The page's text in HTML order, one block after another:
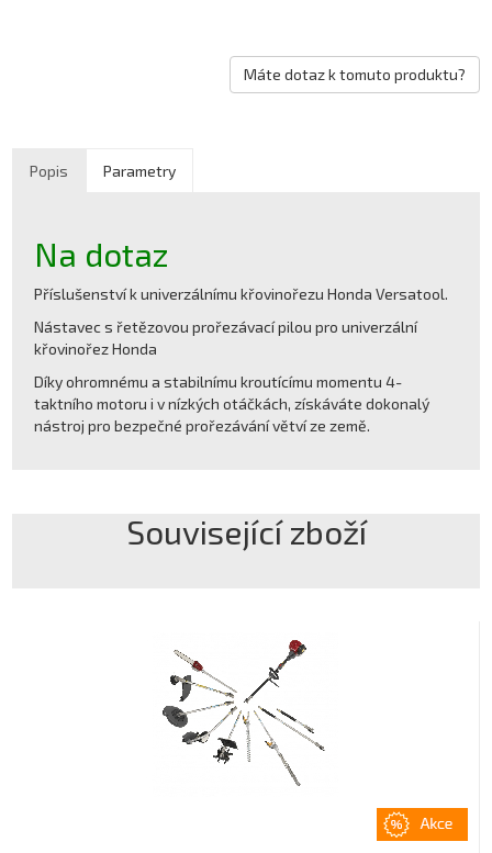
Máte dotaz k tomuto produktu?
Popis Parametry
Na dotaz
Příslušenství k univerzálnímu křovinořezu Honda Versatool.
Nástavec s řetězovou prořezávací pilou pro univerzální
křovinořez Honda
Díky ohromnému a stabilnímu kroutícímu momentu 4-
taktního motoru i v nízkých otáčkách, získáváte dokonalý
nástroj pro bezpečné prořezávání větví ze země.
Související zboží